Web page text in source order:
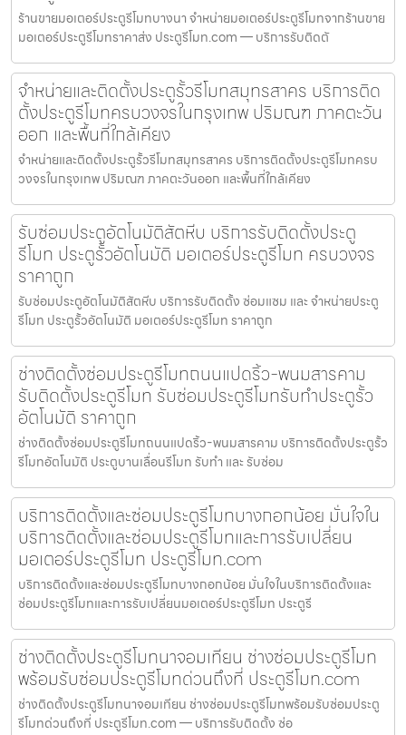
ร้านขายมอเตอร์ประตูรีโมทบางนา จำหน่ายมอเตอร์ประตูรีโมทจากร้านขาย
มอเตอร์ประตูรีโมทราคาส่ง ประตูรีโมท.com — บริการรับติดตั
จำหน่ายและติดตั้งประตูรั้วรีโมทสมุทรสาคร บริการติด
ตั้งประตูรีโมทครบวงจรในกรุงเทพ ปริมณฑ ภาคตะวัน
ออก และพื้นที่ใกล้เคียง
จำหน่ายและติดตั้งประตูรั้วรีโมทสมุทรสาคร บริการติดตั้งประตูรีโมทครบ
วงจรในกรุงเทพ ปริมณฑ ภาคตะวันออก และพื้นที่ใกล้เคียง
รับซ่อมประตูอัตโนมัติสัตหีบ บริการรับติดตั้งประตู
รีโมท ประตูรั้วอัตโนมัติ มอเตอร์ประตูรีโมท ครบวงจร
ราคาถูก
รับซ่อมประตูอัตโนมัติสัตหีบ บริการรับติดตั้ง ซ่อมแซม และ จำหน่ายประตู
รีโมท ประตูรั้วอัตโนมัติ มอเตอร์ประตูรีโมท ราคาถูก
ช่างติดตั้งซ่อมประตูรีโมทถนนแปดริ้ว-พนมสารคาม
รับติดตั้งประตูรีโมท รับซ่อมประตูรีโมทรับทำประตูรั้ว
อัตโนมัติ ราคาถูก
ช่างติดตั้งซ่อมประตูรีโมทถนนแปดริ้ว-พนมสารคาม บริการติดตั้งประตูรั้ว
รีโมทอัตโนมัติ ประตูบานเลื่อนรีโมท รับทำ และ รับซ่อม
บริการติดตั้งและซ่อมประตูรีโมทบางกอกน้อย มั่นใจใน
บริการติดตั้งและซ่อมประตูรีโมทและการรับเปลี่ยน
มอเตอร์ประตูรีโมท ประตูรีโมท.com
บริการติดตั้งและซ่อมประตูรีโมทบางกอกน้อย มั่นใจในบริการติดตั้งและ
ซ่อมประตูรีโมทและการรับเปลี่ยนมอเตอร์ประตูรีโมท ประตูรี
ช่างติดตั้งประตูรีโมทนาจอมเทียน ช่างซ่อมประตูรีโมท
พร้อมรับซ่อมประตูรีโมทด่วนถึงที่ ประตูรีโมท.com
ช่างติดตั้งประตูรีโมทนาจอมเทียน ช่างซ่อมประตูรีโมทพร้อมรับซ่อมประตู
รีโมทด่วนถึงที่ ประตูรีโมท.com — บริการรับติดตั้ง ซ่อ